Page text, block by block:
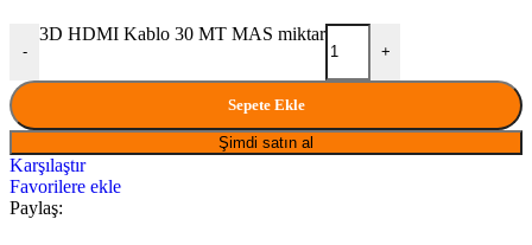
-
3D HDMI Kablo 30 MT MAS miktar
+
Sepete Ekle
Şimdi satın al
Karşılaştır
Favorilere ekle
Paylaş: